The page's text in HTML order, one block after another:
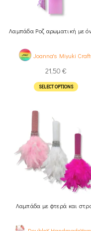
Λαμπάδα Ροζ αρωματική με
Joanna's Miyuki
21,50 €
SELECT OPTIONS
Λαμπάδα με φτερά και